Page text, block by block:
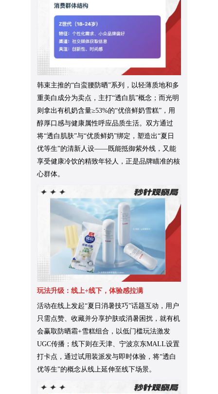
韩束主推的“白蛮腰防晒”系列，以轻薄质地和多
重美白成分为卖点，主打“透白肌”概念；而光明
则拿出有机奶含量≥53%的“优倍鲜奶雪糕”，用
醇厚口感与健康属性呼应品质生活。双方通过
将“透白肌肤”与“优质鲜奶”绑定，塑造出“夏日
优等生”的清新人设——既能抵御紫外线，又能
享受健康冷饮的精致年轻人，正是品牌瞄准的核
心群体。
玩法升级：线上+线下，体验感拉满
活动在线上发起“夏日消暑技巧”话题互动，用户
只需点赞、收藏并分享护肤或消暑困扰，就有机
会赢取防晒霜+雪糕组合，以低门槛玩法激发
UGC传播；线下则在天津、宁波京东MALL设置
打卡点，通过试用装派发与即时体验，将“透白
优等生”的概念从线上延伸至线下场景。